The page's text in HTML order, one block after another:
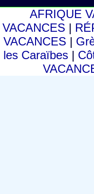
AFRIQUE
VACANCES |
VACANCES |
les Caraïbes |